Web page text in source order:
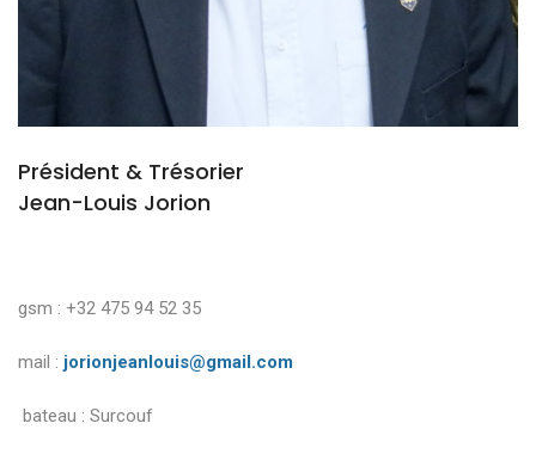
Président & Trésorier
Jean-Louis Jorion
gsm : +32 475 94 52 35
mail : jorionjeanlouis@gmail.com
bateau : Surcouf